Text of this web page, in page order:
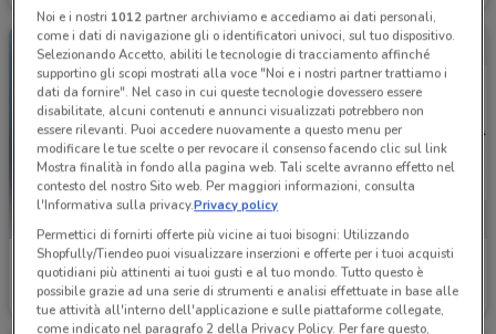
Crystal Nails
Scade il 31/08 2 km
Sephora
Scade il 31/08 7.2 km
Noi e i nostri 1012partner archiviamo e accediamo ai dati personali,
come i dati di navigazione gli o identificatori univoci, sul tuo dispositivo.
Selezionando Accetto, abiliti le tecnologie di tracciamento affinché
supportino gli scopi mostrati alla voce "Noi e i nostri partner trattiamo i
dati da fornire". Nel caso in cui queste tecnologie dovessero essere
disabilitate, alcuni contenuti e annunci visualizzati potrebbero non
essere rilevanti. Puoi accedere nuovamente a questo menu per
modificare le tue scelte o per revocare il consenso facendo clic sul link
Mostra finalità in fondo alla pagina web. Tali scelte avranno effetto nel
contesto del nostro Sito web. Per maggiori informazioni, consulta
l'Informativa sulla privacy.Privacy policy
Permettici di fornirti offerte più vicine ai tuoi bisogni: Utilizzando
Shopfully/Tiendeo puoi visualizzare inserzioni e offerte per i tuoi acquisti
quotidiani più attinenti ai tuoi gusti e al tuo mondo. Tutto questo è
possibile grazie ad una serie di strumenti e analisi effettuate in base alle
tue attività all'interno dell'applicazione e sulle piattaforme collegate,
come indicato nel paragrafo 2 della Privacy Policy. Per fare questo,